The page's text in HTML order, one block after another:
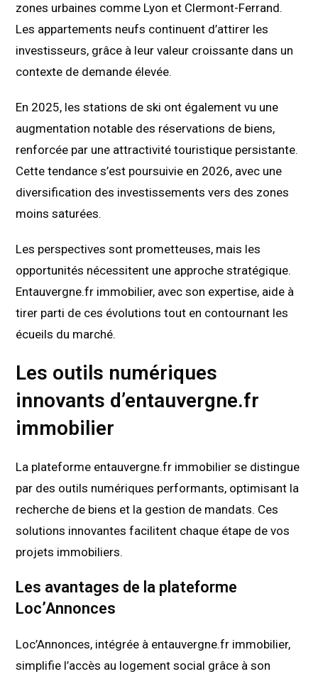
zones urbaines comme Lyon et Clermont-Ferrand.
Les appartements neufs continuent d’attirer les
investisseurs, grâce à leur valeur croissante dans un
contexte de demande élevée.
En 2025, les stations de ski ont également vu une
augmentation notable des réservations de biens,
renforcée par une attractivité touristique persistante.
Cette tendance s’est poursuivie en 2026, avec une
diversification des investissements vers des zones
moins saturées.
Les perspectives sont prometteuses, mais les
opportunités nécessitent une approche stratégique.
Entauvergne.fr immobilier, avec son expertise, aide à
tirer parti de ces évolutions tout en contournant les
écueils du marché.
Les outils numériques
innovants d’entauvergne.fr
immobilier
La plateforme entauvergne.fr immobilier se distingue
par des outils numériques performants, optimisant la
recherche de biens et la gestion de mandats. Ces
solutions innovantes facilitent chaque étape de vos
projets immobiliers.
Les avantages de la plateforme
Loc’Annonces
Loc’Annonces, intégrée à entauvergne.fr immobilier,
simplifie l’accès au logement social grâce à son